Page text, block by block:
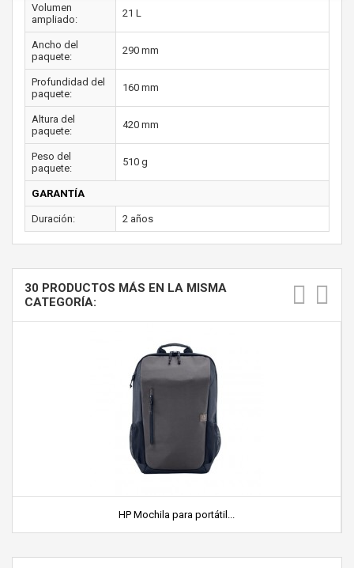
Volumen
ampliado:
21 L
Ancho del
paquete:
290 mm
Profundidad del
paquete:
160 mm
Altura del
paquete:
420 mm
Peso del
paquete:
510 g
GARANTÍA
Duración: 2 años
30 PRODUCTOS MÁS EN LA MISMA
CATEGORÍA:
HP Mochila para portátil...